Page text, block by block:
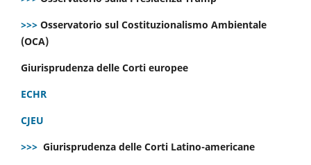
>>> Osservatorio sul Costituzionalismo Ambientale
(OCA)
Giurisprudenza delle Corti europee
ECHR
CJEU
>>> Giurisprudenza delle Corti Latino-americane